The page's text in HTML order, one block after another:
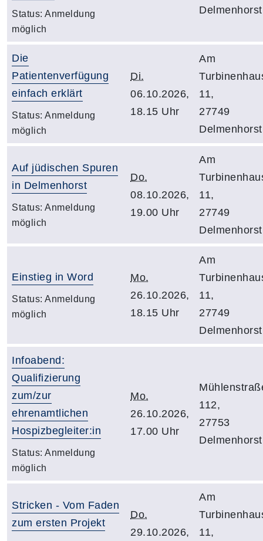
Status: Anmeldung
möglich
Die
Patientenverfügung
einfach erklärt
Status: Anmeldung
möglich
Di.
06.10.2026,
18.15 Uhr
Am
11,
27749
Auf jüdischen Spuren
in Delmenhorst
Status: Anmeldung
möglich
Do.
08.10.2026,
19.00 Uhr
Am
11,
27749
Einstieg in Word
Status: Anmeldung
möglich
Mo.
26.10.2026,
18.15 Uhr
Am
11,
27749
Infoabend:
Qualifizierung
zum/zur
ehrenamtlichen
Hospizbegleiter:in
Status: Anmeldung
möglich
Mo.
26.10.2026,
17.00 Uhr
112,
27753
Stricken - Vom Faden
zum ersten Projekt
Do.
29.10.2026,
Am
11,